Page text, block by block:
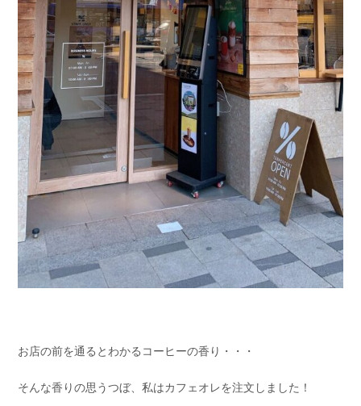
お店の前を通るとわかるコーヒーの香り・・・
そんな香りの思うつぼ、私はカフェオレを注文しました！